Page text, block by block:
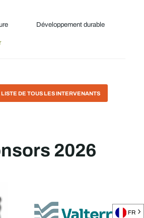
Développement durable
DE TOUS LES INTERVENANTS
2026
FR